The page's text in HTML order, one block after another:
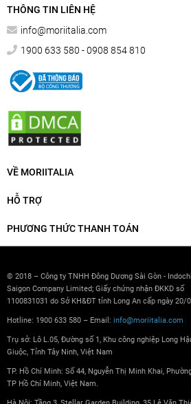
THÔNG TIN LIÊN HỆ
info@moriitalia.com
1900 633 580 - 0908 854 810
VỀ MORIITALIA
HỖ TRỢ
PHƯƠNG THỨC THANH TOÁN
© 2018 – Công ty TNHH Đông Dương Sài Gòn -
Saigon Company Limited; Giấy chứng nhận ĐKKD số
1100831031 do Sở KH&ĐT tỉnh Long An cấp ngày 20/
Hotline: 1900 633 580 – Email: info@moriitalia.com
Trụ sở: Lô L.05, Đường số 1, Khu công nghiệp Long
Giuộc, Tỉnh Tây Ninh, Việt Nam
TP. Hồ Chí Minh: Số 44, Nguyễn Thị Minh Khai,
TP Hồ Chí Minh, Việt Nam.